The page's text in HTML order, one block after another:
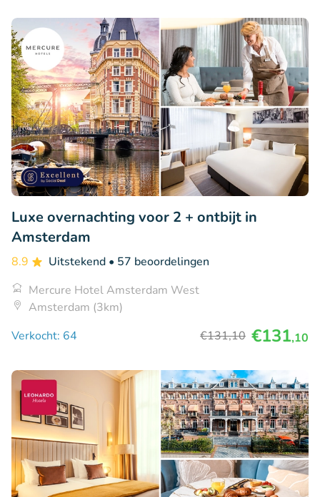
Luxe overnachting voor 2 + ontbijt in
Amsterdam
8.9 Uitstekend • 57 beoordelingen
Mercure Hotel Amsterdam West
Amsterdam (3km)
Verkocht: 64
€131,10 €131,10